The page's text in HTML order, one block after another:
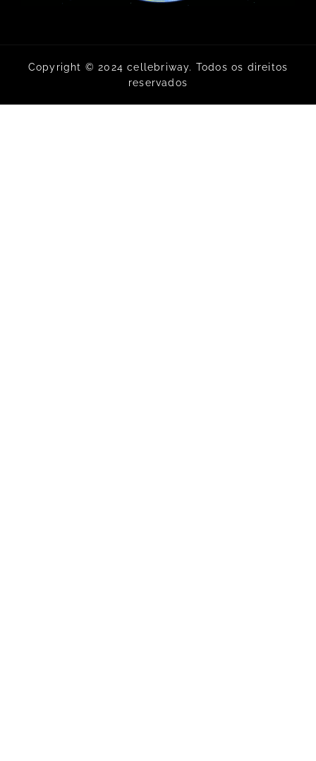
Copyright © 2024 cellebriway. Todos os direitos
reservados